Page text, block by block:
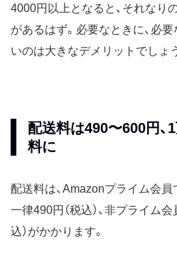
4000円以上となると、それなり
があるはず。必要なときに、必
いのは大きなデメリットでしょう
配送料は490〜600円
料に
配送料は、Amazonプライム会
一律490円（税込）、非プライム
込）がかかります。